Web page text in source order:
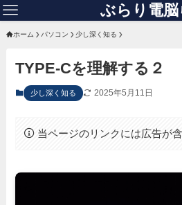
ぶらり電
ホーム パソコン 少し深く知る
TYPE-Cを理解する２
少し深く知る 2025年5月11日
当ページのリンクには広告が